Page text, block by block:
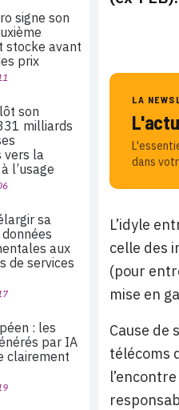
LA
dans
L’idyle
celle des
(pour
mise en
Cause de
télécoms
signe son
stocke avant
prix
son
milliards
vers la
l’usage
sa
aux
de services
: les
par IA
clairement